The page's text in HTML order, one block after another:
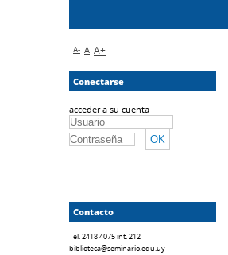
A- A A+
Conectarse
acceder a su cuenta
Contacto
Tel. 2418 4075 int. 212
biblioteca@seminario.edu.uy